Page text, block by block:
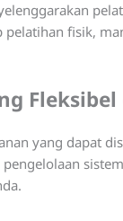
pelatihan fisik,
yang dapat